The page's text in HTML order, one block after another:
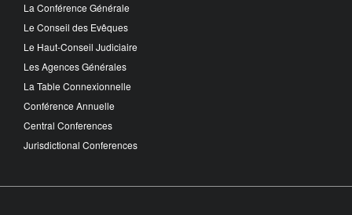
La Conférence Générale
Le Conseil des Evêques
Le Haut-Conseil Judiciaire
Les Agences Générales
La Table Connexionnelle
Conférence Annuelle
Central Conferences
Jurisdictional Conferences